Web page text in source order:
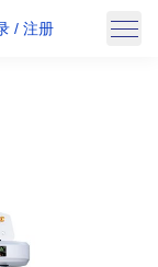
/ 注册